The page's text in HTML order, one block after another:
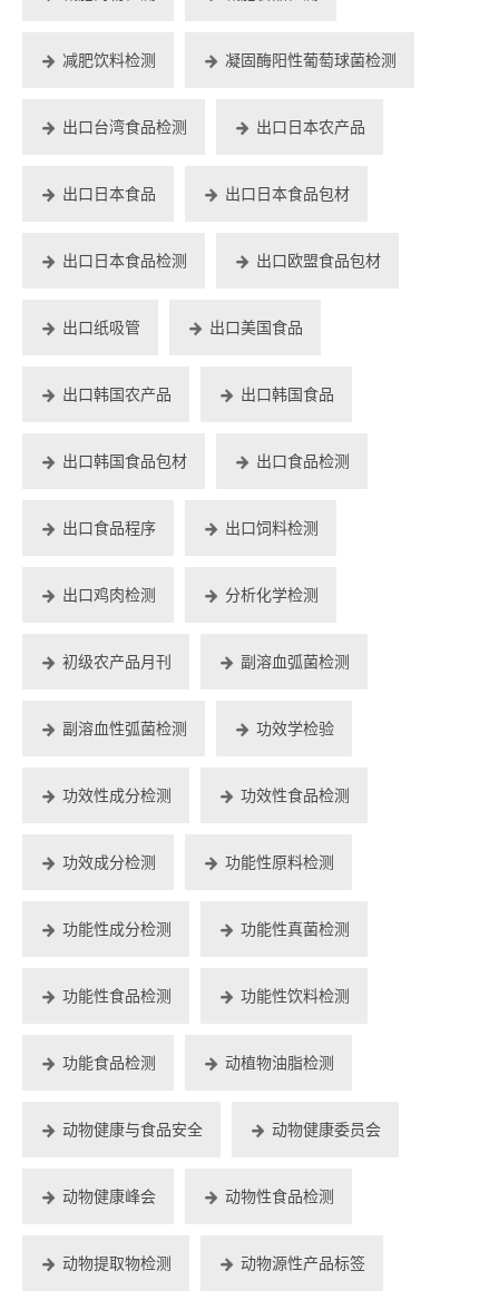
减肥饮料检测 凝固酶阳性葡萄球菌检测
出口台湾食品检测 出口日本农产品
出口日本食品 出口日本食品包材
出口日本食品检测 出口欧盟食品包材
出口纸吸管 出口美国食品
出口韩国农产品 出口韩国食品
出口韩国食品包材 出口食品检测
出口食品程序 出口饲料检测
出口鸡肉检测 分析化学检测
初级农产品月刊 副溶血弧菌检测
副溶血性弧菌检测 功效学检验
功效性成分检测 功效性食品检测
功效成分检测 功能性原料检测
功能性成分检测 功能性真菌检测
功能性食品检测 功能性饮料检测
功能食品检测 动植物油脂检测
动物健康与食品安全 动物健康委员会
动物健康峰会 动物性食品检测
动物提取物检测 动物源性产品标签